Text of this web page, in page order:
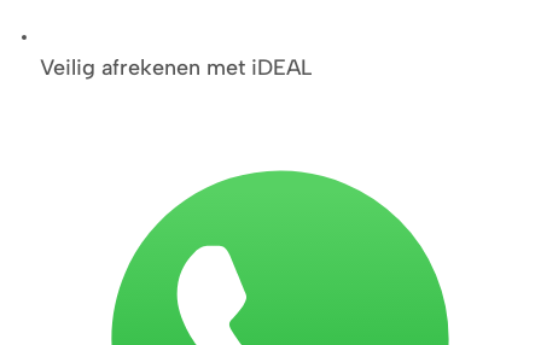
Veilig afrekenen met iDEAL